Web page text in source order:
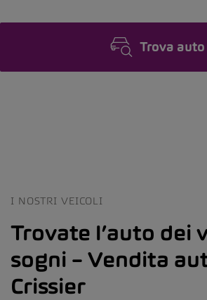
Trova auto
I NOSTRI VEICOLI
Trovate l’auto dei
sogni – Vendita
Crissier